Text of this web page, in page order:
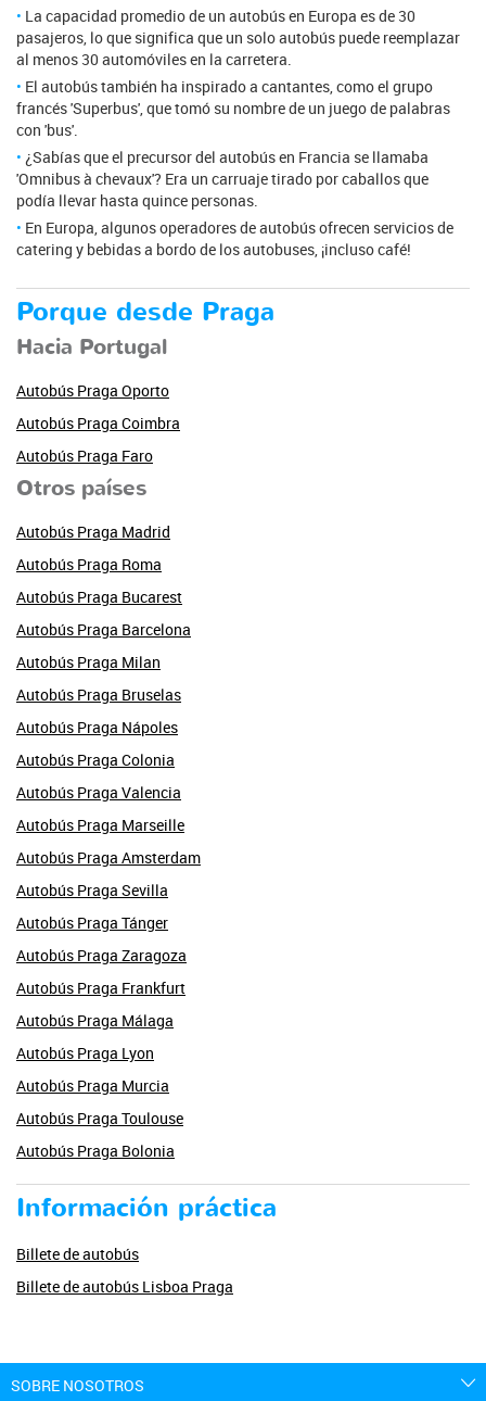
La capacidad promedio de un autobús en Europa es de 30
pasajeros, lo que significa que un solo autobús puede reemplazar
al menos 30 automóviles en la carretera.
El autobús también ha inspirado a cantantes, como el grupo
francés 'Superbus', que tomó su nombre de un juego de palabras
con 'bus'.
¿Sabías que el precursor del autobús en Francia se llamaba
'Omnibus à chevaux'? Era un carruaje tirado por caballos que
podía llevar hasta quince personas.
En Europa, algunos operadores de autobús ofrecen servicios de
catering y bebidas a bordo de los autobuses, ¡incluso café!
Porque desde Praga
Hacia Portugal
Autobús Praga Oporto
Autobús Praga Coimbra
Autobús Praga Faro
Otros países
Autobús Praga Madrid
Autobús Praga Roma
Autobús Praga Bucarest
Autobús Praga Barcelona
Autobús Praga Milan
Autobús Praga Bruselas
Autobús Praga Nápoles
Autobús Praga Colonia
Autobús Praga Valencia
Autobús Praga Marseille
Autobús Praga Amsterdam
Autobús Praga Sevilla
Autobús Praga Tánger
Autobús Praga Zaragoza
Autobús Praga Frankfurt
Autobús Praga Málaga
Autobús Praga Lyon
Autobús Praga Murcia
Autobús Praga Toulouse
Autobús Praga Bolonia
Información práctica
Billete de autobús
Billete de autobús Lisboa Praga
SOBRE NOSOTROS